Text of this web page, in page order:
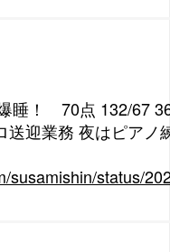
！ 70点 132/67
送迎業務 夜はピアノ
susamishin/status/